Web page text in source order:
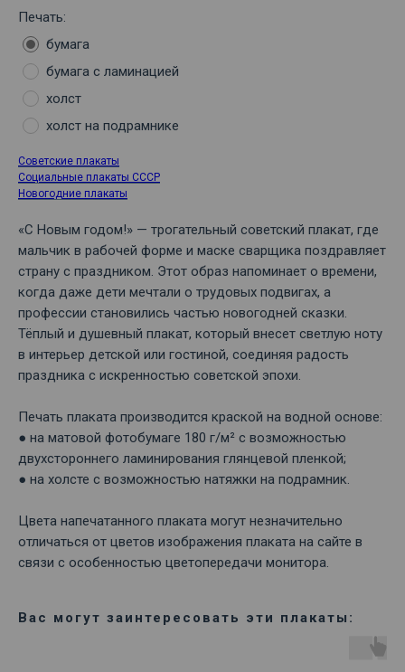
Печать:
бумага
бумага с ламинацией
холст
холст на подрамнике
Советские плакаты
Социальные плакаты СССР
Новогодние плакаты
«С Новым годом!» — трогательный советский плакат, где
мальчик в рабочей форме и маске сварщика поздравляет
страну с праздником. Этот образ напоминает о времени,
когда даже дети мечтали о трудовых подвигах, а
профессии становились частью новогодней сказки.
Тёплый и душевный плакат, который внесет светлую ноту
в интерьер детской или гостиной, соединяя радость
праздника с искренностью советской эпохи.
Печать плаката производится краской на водной основе:
● на матовой фотобумаге 180 г/м² с возможностью
двухстороннего ламинирования глянцевой пленкой;
● на холсте с возможностью натяжки на подрамник.
Цвета напечатанного плаката могут незначительно
отличаться от цветов изображения плаката на сайте в
связи с особенностью цветопередачи монитора.
Вас могут заинтересовать эти плакаты: